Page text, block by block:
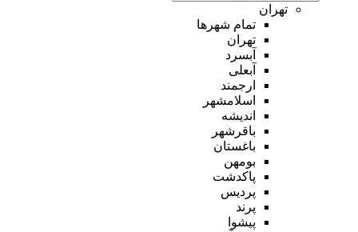
تهران
تمام شهر‌ها
تهران
آبسرد
آبعلی
ارجمند
اسلامشهر
اندیشه
باقرشهر
باغستان
بومهن
پاکدشت
پردیس
پرند
پیشوا